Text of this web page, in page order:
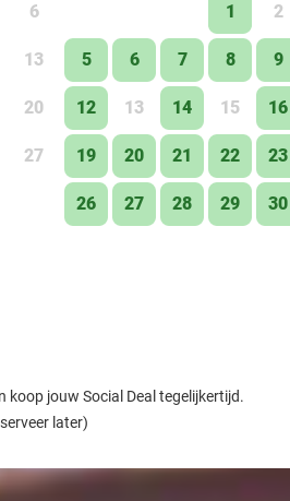
6
13
20
27
1 2
5 6 7 8 9
12 13 14 15 16
19 20 21 22 23
26 27 28 29 30
koop jouw Social Deal tegelijkertijd.
later)